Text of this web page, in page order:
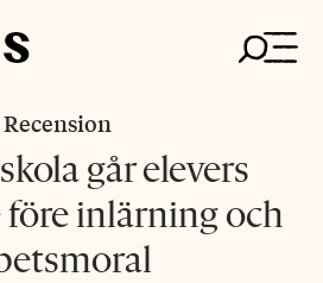
Recension
går elevers
före inlärning och